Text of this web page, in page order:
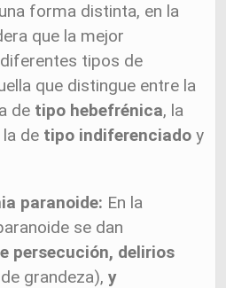
forma distinta, en la
que la mejor
tipos de
que distingue entre la
de tipo hebefrénica, la
la de tipo indiferenciado y
paranoide: En la
se dan
persecución, delirios
grandeza), y